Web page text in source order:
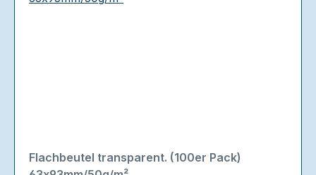
Flachbeutel transparent. (100er Pack)